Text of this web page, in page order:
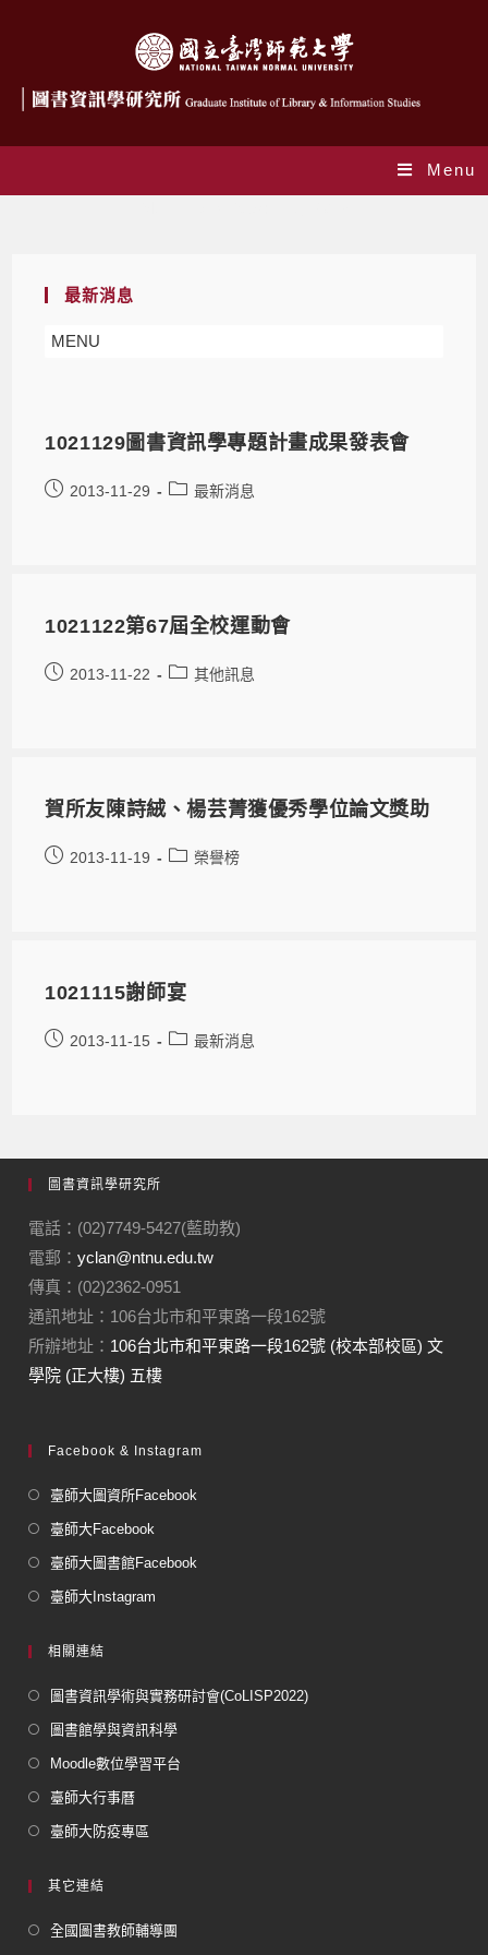
Menu
最新消息
MENU
1021129圖書資訊學專題計畫成果發表會
2013-11-29 最新消息
1021122第67屆全校運動會
2013-11-22 其他訊息
賀所友陳詩絨、楊芸菁獲優秀學位論文獎助
2013-11-19 榮譽榜
1021115謝師宴
2013-11-15 最新消息
圖書資訊學研究所
電話：(02)7749-5427(藍助教)
電郵：yclan@ntnu.edu.tw
傳真：(02)2362-0951
通訊地址：106台北市和平東路一段162號
所辦地址： 106台北市和平東路一段162號 (校本部校區) 文
學院 (正大樓) 五樓
Facebook & Instagram
臺師大圖資所Facebook
臺師大Facebook
臺師大圖書館Facebook
臺師大Instagram
相關連結
圖書資訊學術與實務研討會(CoLISP2022)
圖書館學與資訊科學
Moodle數位學習平台
臺師大行事曆
臺師大防疫專區
其它連結
全國圖書教師輔導團